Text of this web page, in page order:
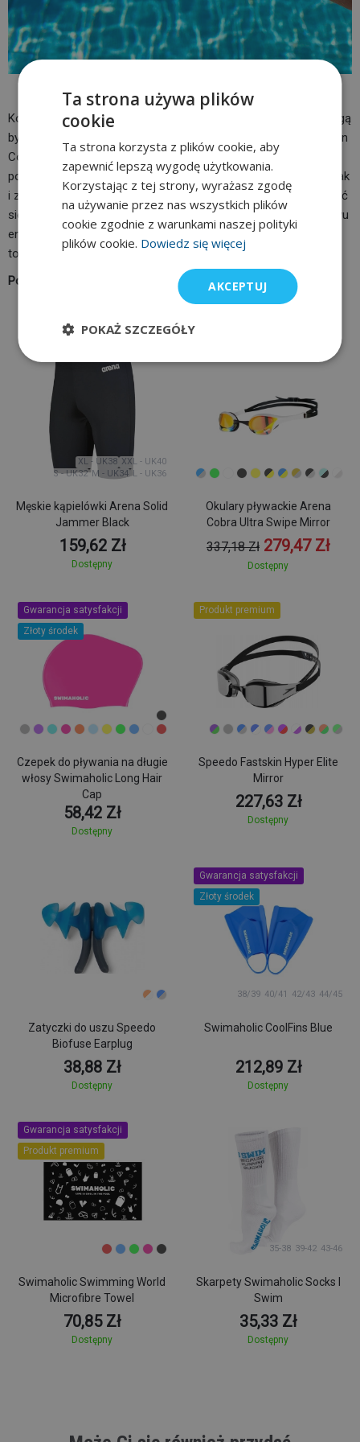
Podziel się
Kolejnym dobrym, choć czasem zdradliwym, pomocnikiem mogą
być media społecznościowe. Aplikacje takie jak STRAVA, Garmin
Connect i inne ułatwiają rejestrowanie swoich postępów i
porównywanie wyników – zarówno z poprzednimi treningami, jak
i z osiągnięciami znajomych. Ale uważaj, bo każdy lubi pochwalić
się swoimi sukcesami. Jeśli nie potrafisz kontrolować przypływu
endorfin, możesz przesadzić. Bądź realistą i pamiętaj, że robisz
to przede wszystkim dla siebie!
Powodzenia na basenie!
S - UK32 M - UK34 L - UK36
XL - UK38 XXL - UK40
Męskie kąpielówki Arena Solid
Jammer Black
159,62 Zł
Dostępny
Okulary pływackie Arena
Cobra Ultra Swipe Mirror
337,18 Zł 279,47 Zł
Dostępny
Gwarancja satysfakcji
Złoty środek
Czepek do pływania na długie
włosy Swimaholic Long Hair
Cap
58,42 Zł
Dostępny
Produkt premium
Speedo Fastskin Hyper Elite
Mirror
227,63 Zł
Dostępny
Zatyczki do uszu Speedo
Biofuse Earplug
38,88 Zł
Dostępny
Gwarancja satysfakcji
Złoty środek
38/39 40/41 42/43 44/45
Swimaholic CoolFins Blue
212,89 Zł
Dostępny
Gwarancja satysfakcji
Produkt premium
Swimaholic Swimming World
Microfibre Towel
70,85 Zł
Dostępny
35-38 39-42 43-46
Skarpety Swimaholic Socks I
Swim
35,33 Zł
Dostępny
Ta strona używa plików
cookie
Ta strona korzysta z plików cookie, aby
zapewnić lepszą wygodę użytkowania.
Korzystając z tej strony, wyrażasz zgodę
na używanie przez nas wszystkich plików
cookie zgodnie z warunkami naszej polityki
plików cookie. Dowiedz się więcej
AKCEPTUJ
POKAŻ SZCZEGÓŁY